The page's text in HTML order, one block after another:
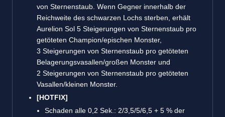
von Sternenstaub. Wenn Gegner innerhalb der
Reichweite des schwarzen Lochs sterben, erhält
Aurelion Sol 5 Steigerungen von Sternenstaub pro
getöteten Champion/epischen Monster,
3 Steigerungen von Sternenstaub pro getöteten
Belagerungsvasallen/großen Monster und
2 Steigerungen von Sternenstaub pro getöteten
Vasallen/kleinen Monster.
[HOTFIX]
Schaden alle 0,2 Sek.: 2/3,5/5/6,5 + 5 % der